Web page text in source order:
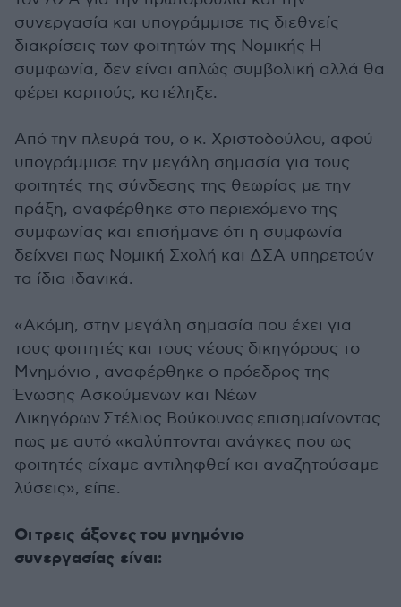
συνεργασία και υπογράμμισε τις διεθνείς
διακρίσεις των φοιτητών της Νομικής Η
συμφωνία, δεν είναι απλώς συμβολική αλλά θα
φέρει καρπούς, κατέληξε.
Από την πλευρά του, ο κ. Χριστοδούλου, αφού
υπογράμμισε την μεγάλη σημασία για τους
φοιτητές της σύνδεσης της θεωρίας με την
πράξη, αναφέρθηκε στο περιεχόμενο της
συμφωνίας και επισήμανε ότι η συμφωνία
δείχνει πως Νομική Σχολή και ΔΣΑ υπηρετούν
τα ίδια ιδανικά.
«Ακόμη, στην μεγάλη σημασία που έχει για
τους φοιτητές και τους νέους δικηγόρους το
Μνημόνιο , αναφέρθηκε ο πρόεδρος της
Ένωσης Ασκούμενων και Νέων
Δικηγόρων Στέλιος Βούκουνας επισημαίνοντας
πως με αυτό «καλύπτονται ανάγκες που ως
φοιτητές είχαμε αντιληφθεί και αναζητούσαμε
λύσεις», είπε.
Οι τρεις άξονες του μνημόνιο
συνεργασίας είναι: